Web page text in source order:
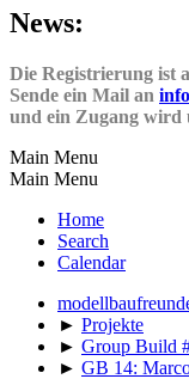
News:
Die Registrierung ist
Sende ein Mail an
und ein Zugang wird
Main Menu
Main Menu
Home
Search
Calendar
► Projekte
► Group Build
► GB 14: